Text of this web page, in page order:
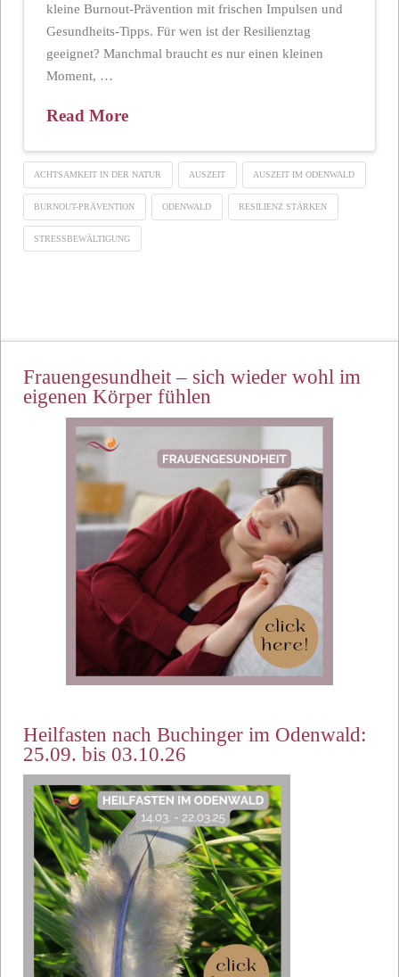
kleine Burnout-Prävention mit frischen Impulsen und
Gesundheits-Tipps. Für wen ist der Resilienztag
geeignet? Manchmal braucht es nur einen kleinen
Moment, …
Read More
ACHTSAMKEIT IN DER NATUR AUSZEIT AUSZEIT IM ODENWALD
BURNOUT-PRÄVENTION ODENWALD RESILIENZ STÄRKEN
STRESSBEWÄLTIGUNG
Frauengesundheit – sich wieder wohl im
eigenen Körper fühlen
Heilfasten nach Buchinger im Odenwald:
25.09. bis 03.10.26